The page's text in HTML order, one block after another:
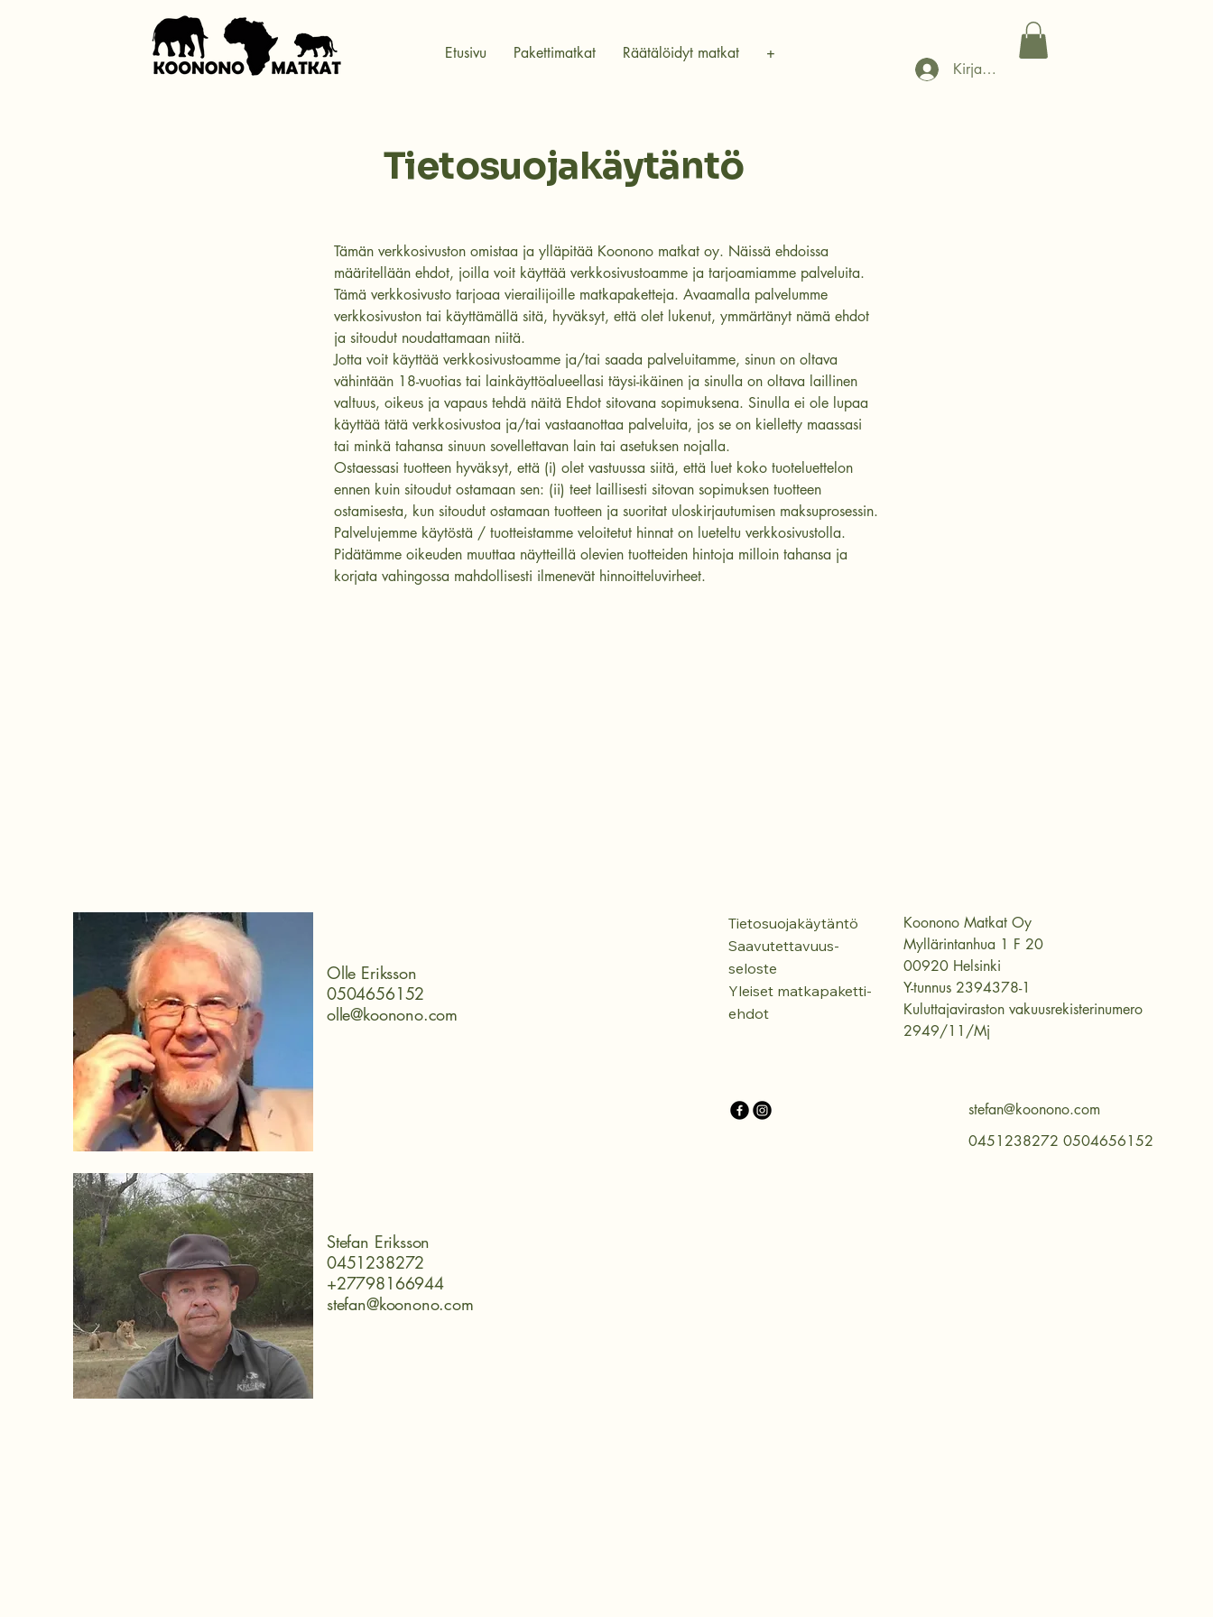
Etusivu Pakettimatkat Räätälöidyt matkat
+
Kirjaudu
Tietosuojakäytäntö
Tämän verkkosivuston omistaa ja ylläpitää Koonono matkat oy. Näissä ehdoissa
määritellään ehdot, joilla voit käyttää verkkosivustoamme ja tarjoamiamme palveluita.
Tämä verkkosivusto tarjoaa vierailijoille matkapaketteja. Avaamalla palvelumme
verkkosivuston tai käyttämällä sitä, hyväksyt, että olet lukenut, ymmärtänyt nämä ehdot
ja sitoudut noudattamaan niitä.
Jotta voit käyttää verkkosivustoamme ja/tai saada palveluitamme, sinun on oltava
vähintään 18-vuotias tai lainkäyttöalueellasi täysi-ikäinen ja sinulla on oltava laillinen
valtuus, oikeus ja vapaus tehdä näitä Ehdot sitovana sopimuksena. Sinulla ei ole lupaa
käyttää tätä verkkosivustoa ja/tai vastaanottaa palveluita, jos se on kielletty maassasi
tai minkä tahansa sinuun sovellettavan lain tai asetuksen nojalla.
Ostaessasi tuotteen hyväksyt, että (i) olet vastuussa siitä, että luet koko tuoteluettelon
ennen kuin sitoudut ostamaan sen: (ii) teet laillisesti sitovan sopimuksen tuotteen
ostamisesta, kun sitoudut ostamaan tuotteen ja suoritat uloskirjautumisen maksuprosessin.
Palvelujemme käytöstä / tuotteistamme veloitetut hinnat on lueteltu verkkosivustolla.
Pidätämme oikeuden muuttaa näytteillä olevien tuotteiden hintoja milloin tahansa ja
korjata vahingossa mahdollisesti ilmenevät hinnoitteluvirheet.
Olle Eriksson
0504656152
olle@koonono.com
Stefan Eriksson
0451238272
+27798166944
stefan@koonono.com
Tietosuojakäytäntö
Saavutettavuus-
seloste
Yleiset matkapaketti-
ehdot
Koonono Matkat Oy
Myllärintanhua 1 F 20
00920 Helsinki
Y-tunnus 2394378-1
Kuluttajaviraston vakuusrekisterinumero
2949/11/Mj
stefan@koonono.com
0451238272 0504656152